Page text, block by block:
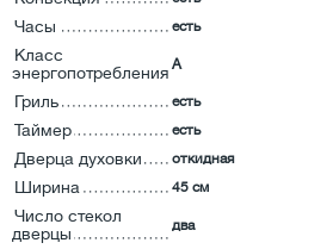
Часы есть
Класс
энергопотребления А
Гриль есть
Таймер есть
Дверца духовки откидная
Ширина 45 см
Число стекол
дверцы
два